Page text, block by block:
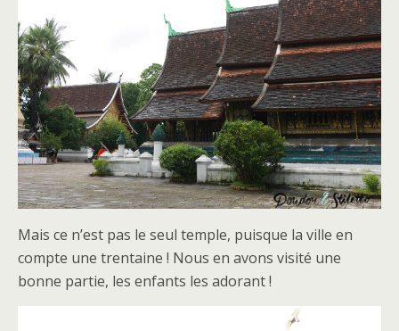
Mais ce n’est pas le seul temple, puisque la ville en
compte une trentaine ! Nous en avons visité une
bonne partie, les enfants les adorant !